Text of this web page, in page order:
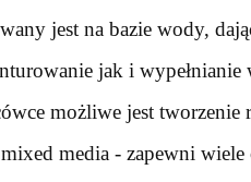
jest na bazie wody,
jak i
możliwe jest
media - zapewni